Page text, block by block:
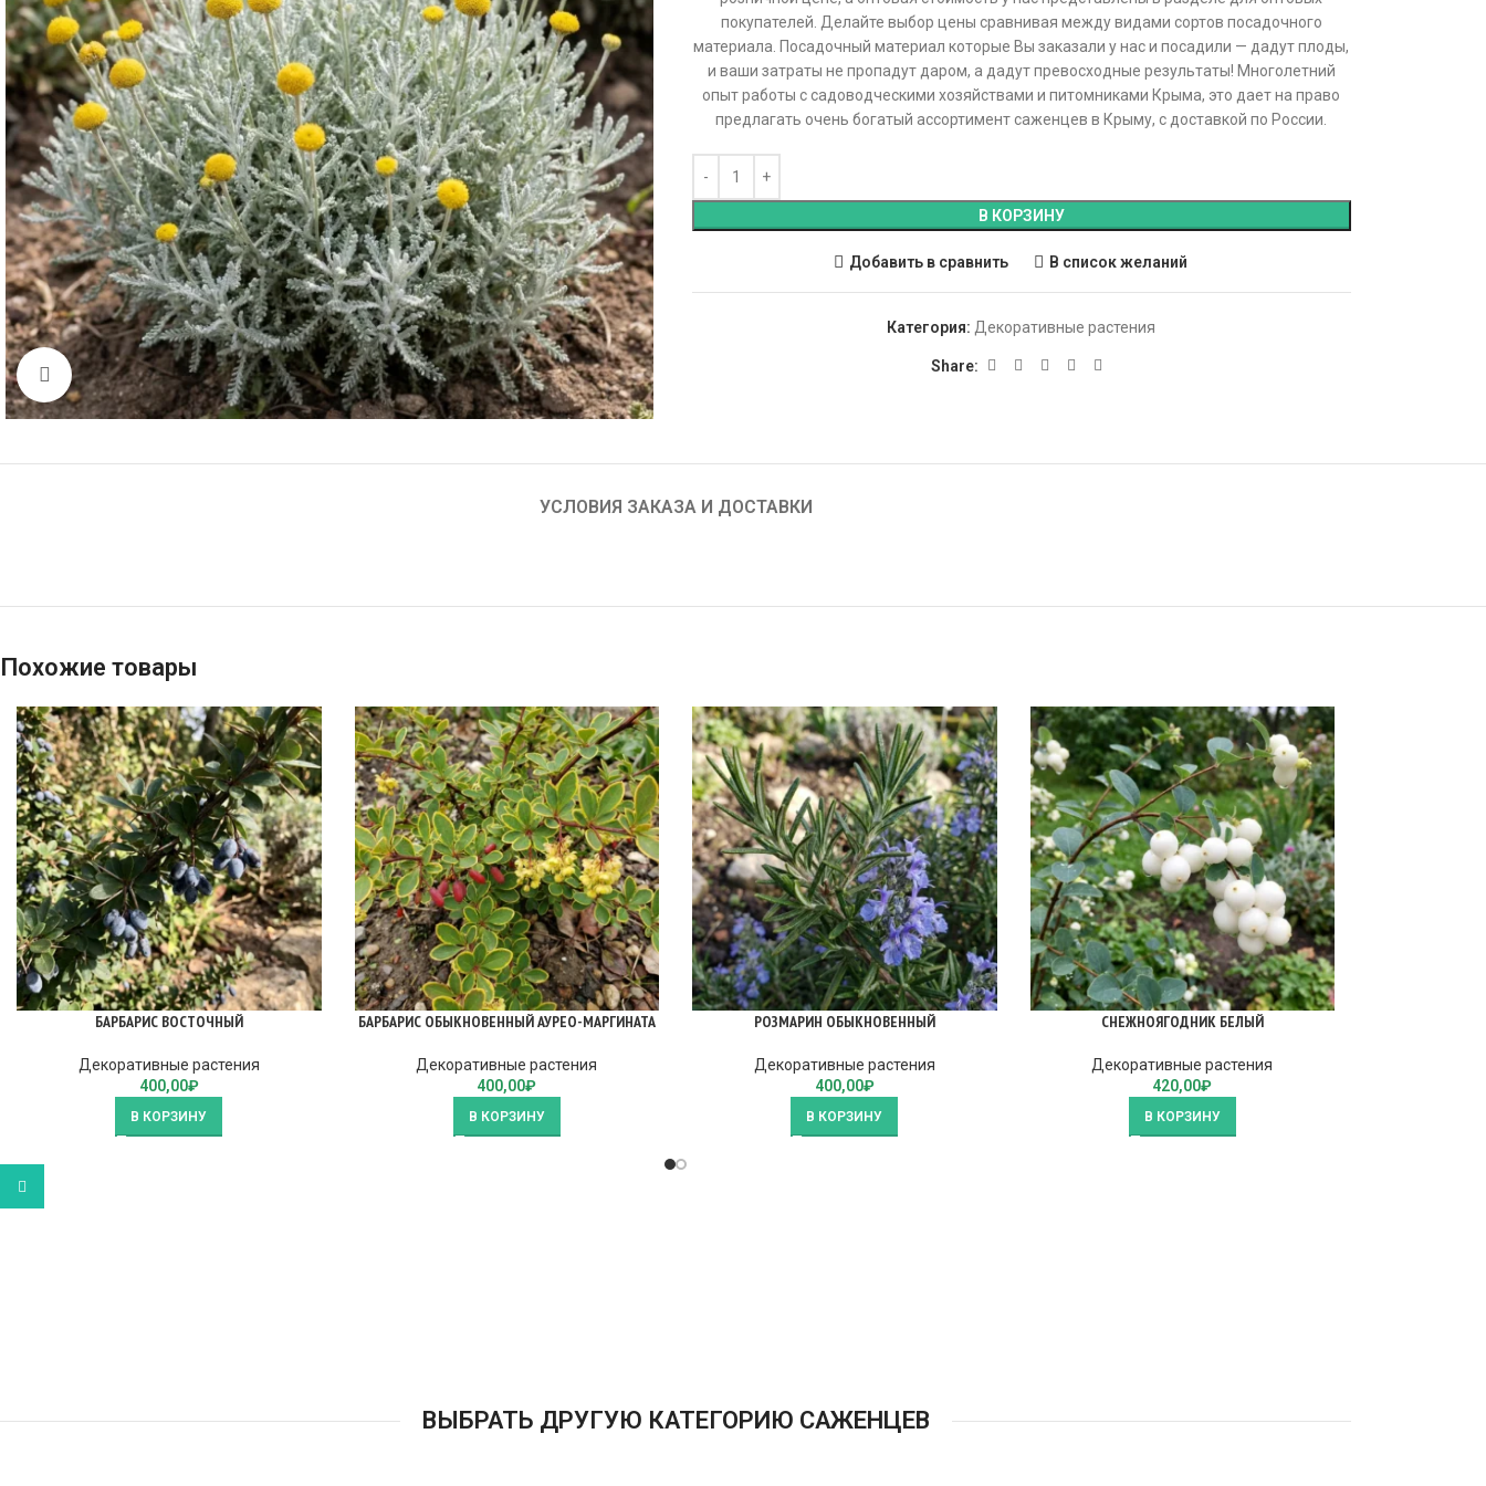
Click to enlarge
покупателей. Делайте выбор цены сравнивая между видами сортов посадочного
материала. Посадочный материал которые Вы заказали у нас и посадили — дадут плоды,
и ваши затраты не пропадут даром, а дадут превосходные результаты! Многолетний
опыт работы с садоводческими хозяйствами и питомниками Крыма, это дает на право
предлагать очень богатый ассортимент саженцев в Крыму, с доставкой по России.
В КОРЗИНУ
Добавить в сравнить В список желаний
Категория: Декоративные растения
Share:
УСЛОВИЯ ЗАКАЗА И ДОСТАВКИ
Похожие товары
БАРБАРИС ВОСТОЧНЫЙ
Декоративные растения
400,00₽
В КОРЗИНУ
БАРБАРИС ОБЫКНОВЕННЫЙ АУРЕО-МАРГИНАТА
Декоративные растения
400,00₽
В КОРЗИНУ
РОЗМАРИН ОБЫКНОВЕННЫЙ
Декоративные растения
400,00₽
В КОРЗИНУ
СНЕЖНОЯГОДНИК БЕЛЫЙ
Декоративные растения
420,00₽
В КОРЗИНУ
ВЫБРАТЬ ДРУГУЮ КАТЕГОРИЮ САЖЕНЦЕВ